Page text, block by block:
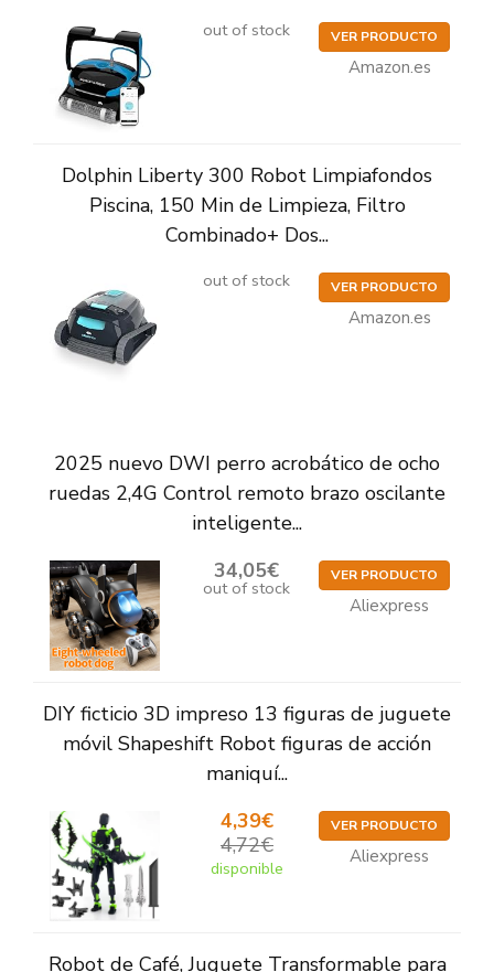
out of stock VER PRODUCTO
Amazon.es
Dolphin Liberty 300 Robot Limpiafondos
Piscina, 150 Min de Limpieza, Filtro
Combinado+ Dos...
out of stock VER PRODUCTO
Amazon.es
2025 nuevo DWI perro acrobático de ocho
ruedas 2,4G Control remoto brazo oscilante
inteligente...
34,05€
out of stock
VER PRODUCTO
Aliexpress
DIY ficticio 3D impreso 13 figuras de juguete
móvil Shapeshift Robot figuras de acción
maniquí...
4,39€
4,72€
disponible
VER PRODUCTO
Aliexpress
Robot de Café, Juguete Transformable para